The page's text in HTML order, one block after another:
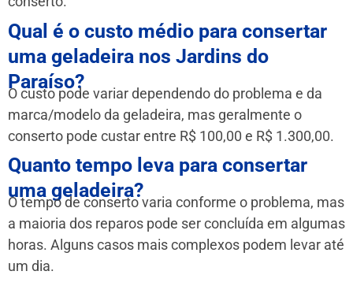
Qual é o custo médio para consertar
uma geladeira nos Jardins do
Paraíso?
O custo pode variar dependendo do problema e da
marca/modelo da geladeira, mas geralmente o
conserto pode custar entre R$ 100,00 e R$ 1.300,00.
Quanto tempo leva para consertar
uma geladeira?
O tempo de conserto varia conforme o problema, mas
a maioria dos reparos pode ser concluída em algumas
horas. Alguns casos mais complexos podem levar até
um dia.